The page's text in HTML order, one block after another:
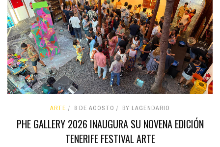
ARTE 8 DE AGOSTO BY LAGENDARIO
PHE GALLERY 2026 INAUGURA SU NOVENA EDICIÓN
TENERIFE FESTIVAL ARTE